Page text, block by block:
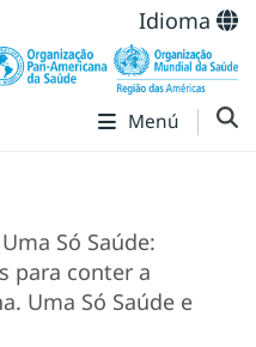
Idioma
Menú
Só Saúde:
para conter a
Uma Só Saúde e